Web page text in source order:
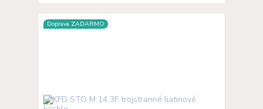
Doprava ZADARMO